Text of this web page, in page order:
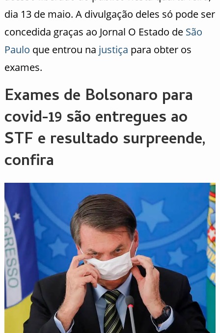
dia 13 de maio. A divulgação deles só pode ser
concedida graças ao Jornal O Estado de São
Paulo que entrou na justiça para obter os
exames.
Exames de Bolsonaro para
covid-19 são entregues ao
STF e resultado surpreende,
confira